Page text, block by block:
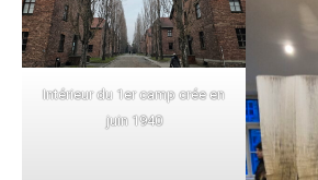
Intérieur du 1er camp crée en
juin 1940